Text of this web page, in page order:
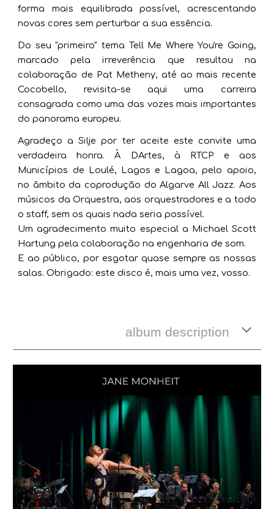
forma mais equilibrada possível, acrescentando
novas cores sem perturbar a sua essência.
Do seu "primeiro" tema Tell Me Where You're Going,
marcado pela irreverência que resultou na
colaboração de Pat Metheny, até ao mais recente
Cocobello, revisita-se aqui uma carreira
consagrada como uma das vozes mais importantes
do panorama europeu.
Agradeço a Silje por ter aceite este convite uma
verdadeira honra.
À DArtes, à RTCP e aos
Municípios de Loulé, Lagos e Lagoa, pelo apoio,
no âmbito da coprodução do Algarve All Jazz. Aos
músicos da Orquestra, aos orquestradores e a todo
o staff, sem os quais nada seria possível.
Um agradecimento muito especial a Michael Scott
Hartung pela colaboração na engenharia de som.
E ao público, por esgotar quase sempre as nossas
salas. Obrigado: este disco é, mais uma vez, vosso.
album description